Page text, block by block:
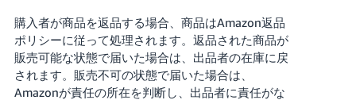
購入者が商品を返品する場合、商品はAmazon返品
ポリシーに従って処理されます。返品された商品が
販売可能な状態で届いた場合は、出品者の在庫に戻
されます。販売不可の状態で届いた場合は、
Amazonが責任の所在を判断し、出品者に責任がな